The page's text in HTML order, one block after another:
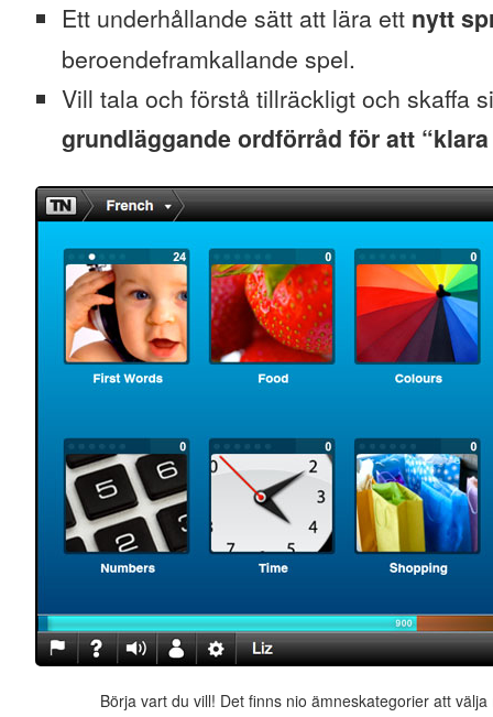
Ett underhållande sätt att lära ett nytt
beroendeframkallande spel.
Vill tala och förstå tillräckligt och skaffa
grundläggande ordförråd för att
Börja vart du vill! Det finns nio ämneskategorier att